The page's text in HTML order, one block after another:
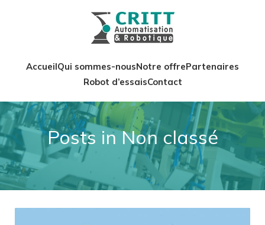
AccueilQui sommes-nousNotre offrePartenaires
Robot d’essaisContact
Posts in Non classé